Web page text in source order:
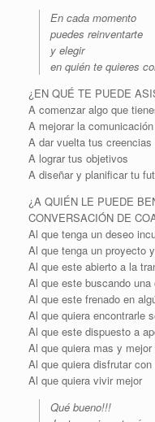
En cada momento
puedes reinventarte
y elegir
en quién te quieres
¿EN QUÉ TE PUEDE
A comenzar algo que
A mejorar la
A dar vuelta tus creencias
A lograr tus objetivos
A diseñar y planificar tu
¿A QUIÉN LE PUEDE
CONVERSACIÓN DE
Al que tenga un deseo
Al que tenga un proyecto
Al que este abierto a la
Al que este buscando una
Al que este frenado en
Al que quiera encontrarle
Al que este dispuesto a
Al que quiera mas y mejor
Al que quiera disfrutar
Al que quiera vivir mejor
Qué bueno!!!